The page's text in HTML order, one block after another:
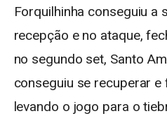
Forquilhinha conseguiu a
recepção e no ataque,
no segundo set, Santo
conseguiu se recuperar
levando o jogo para o